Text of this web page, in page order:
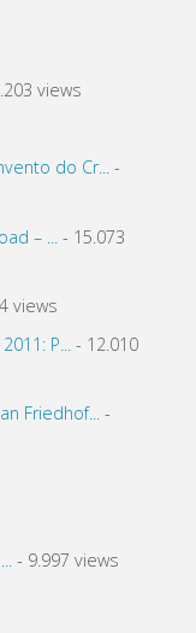
views
do Cr...-
– ...
- 15.073
views
P...- 12.010
Friedhof...-
- 9.997 views